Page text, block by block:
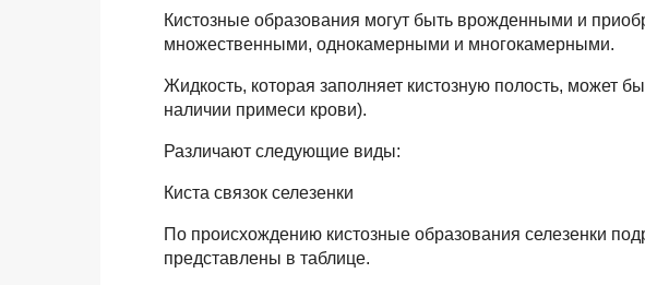
Кистозные образования могут быть врожденными и
множественными, однокамерными и многокамерными.
Жидкость, которая заполняет кистозную полость, может
наличии примеси крови).
Различают следующие виды:
Киста связок селезенки
По происхождению кистозные образования селезенки
представлены в таблице.